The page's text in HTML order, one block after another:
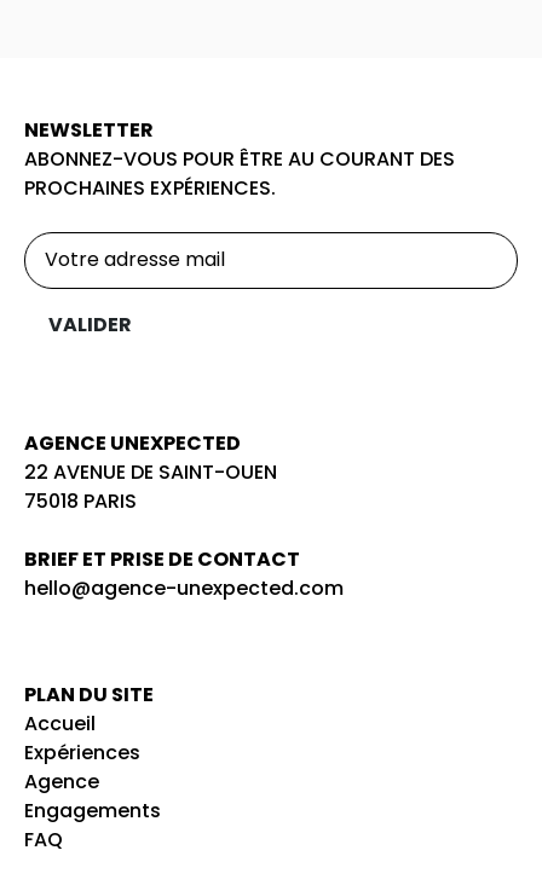
NEWSLETTER
ABONNEZ-VOUS POUR ÊTRE AU COURANT DES
PROCHAINES EXPÉRIENCES.
AGENCE UNEXPECTED
22 AVENUE DE SAINT-OUEN
75018 PARIS
BRIEF ET PRISE DE CONTACT
hello@agence-unexpected.com
PLAN DU SITE
Accueil
Expériences
Agence
Engagements
FAQ